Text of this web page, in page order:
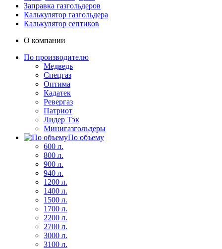
Заправка газгольдеров
Калькулятор газгольдера
Калькулятор септиков
О компании
По производителю
Медведь
Спецгаз
Оптима
Кадатек
Ревергаз
Патриот
Лидер Тэк
Минигазгольдеры
По объему
600 л.
800 л.
900 л.
940 л.
1200 л.
1400 л.
1500 л.
1700 л.
2200 л.
2700 л.
3000 л.
3100 л.